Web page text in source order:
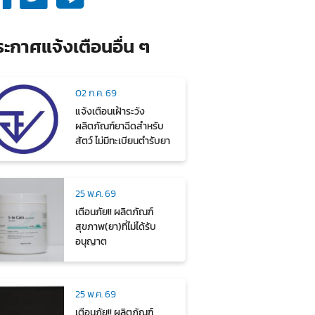
กาศแจ้งเตือนอื่น ๆ
02 ก.ค. 69
แจ้งเตือนเฝ้าระวัง
ผลิตภัณฑ์ยาฉีดสำหรับ
สัตว์ ไม่มีทะเบียนตำรับยา
25 พ.ค. 69
เตือนภัย!! ผลิตภัณฑ์
สุขภาพ(ยา)ที่ไม่ได้รับ
อนุญาต
25 พ.ค. 69
เตือนภัย!! ผลิตภัณฑ์